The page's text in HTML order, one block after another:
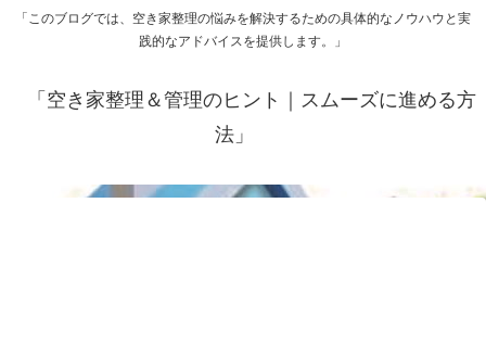
「このブログでは、空き家整理の悩みを解決するための具体的なノウハウと実
践的なアドバイスを提供します。」
「空き家整理＆管理のヒント｜スムーズに進める方
法」